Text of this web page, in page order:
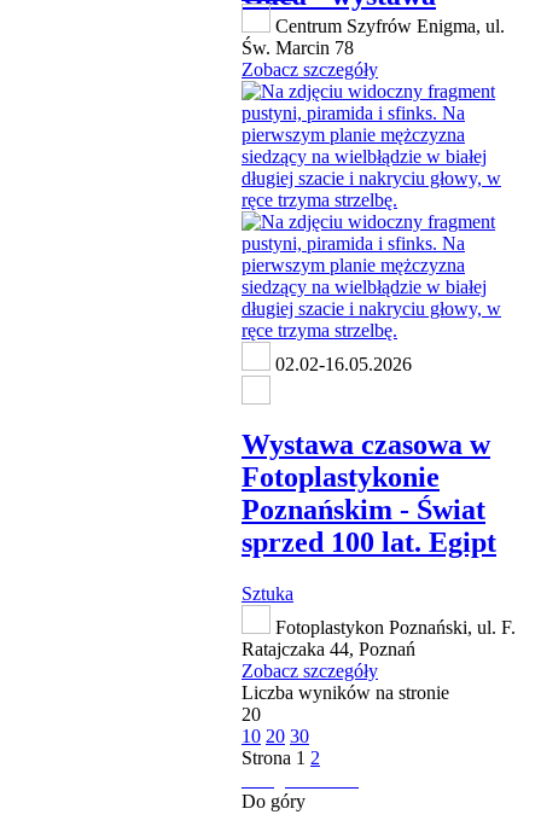
Centrum Szyfrów Enigma, ul.
Św. Marcin 78
Zobacz szczegóły
02.02-16.05.2026
Wystawa czasowa w
Fotoplastykonie
Poznańskim - Świat
sprzed 100 lat. Egipt
Sztuka
Fotoplastykon Poznański, ul. F.
Ratajczaka 44, Poznań
Zobacz szczegóły
Liczba wyników na stronie
20
10 20 30
Strona 1 2
Do góry